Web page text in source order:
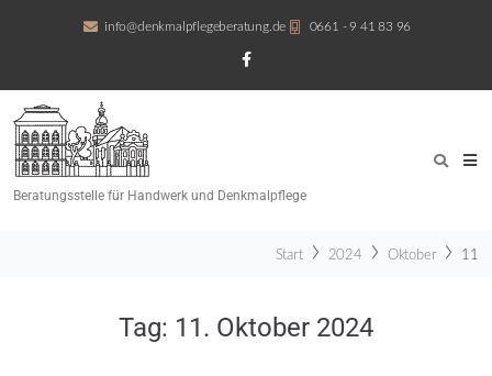
info@denkmalpflegeberatung.de 0661 - 9 41 83 96
Beratungsstelle für Handwerk und Denkmalpflege
Start 2024 Oktober 11
Tag: 11. Oktober 2024